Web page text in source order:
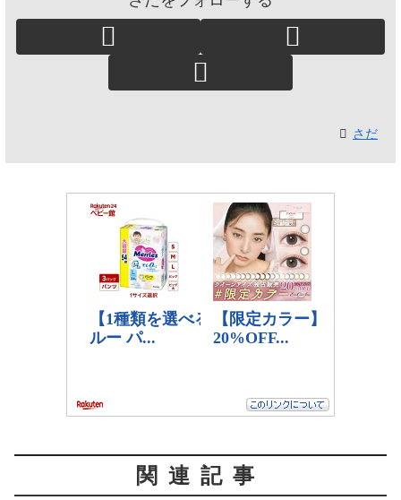
さだ
関連記事